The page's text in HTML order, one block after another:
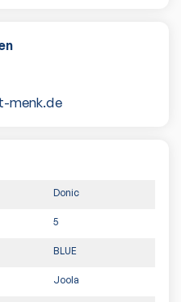
menk.de
Donic
5
BLUE
Joola